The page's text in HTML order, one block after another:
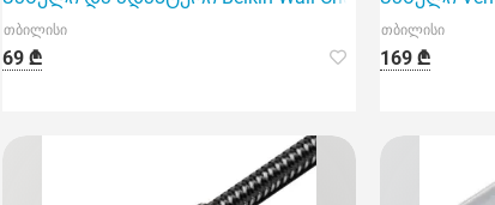
თბილისი
69 ₾
თბილისი
169 ₾